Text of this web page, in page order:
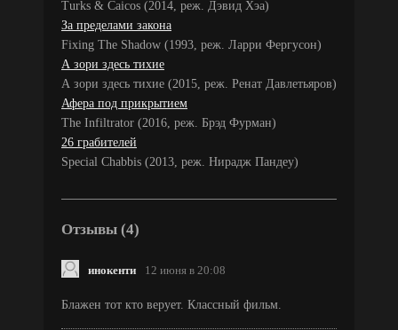
Turks & Caicos (2014, реж. Дэвид Хэа)
За пределами закона
Fixing The Shadow (1993, реж. Ларри Фергусон)
А зори здесь тихие
А зори здесь тихие (2015, реж. Ренат Давлетьяров)
Афера под прикрытием
The Infiltrator (2016, реж. Брэд Фурман)
26 грабителей
Special Chabbis (2013, реж. Нирадж Пандеу)
Отзывы (4)
инокенти 12 июня в 20:08
Блажен тот кто верует. Классный фильм.